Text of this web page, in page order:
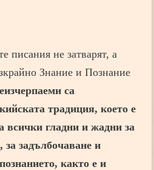
писания не затварят, а
Знание и Познание
са
традиция, което е
всички гладни и жадни за
задълбочаване и
както е и